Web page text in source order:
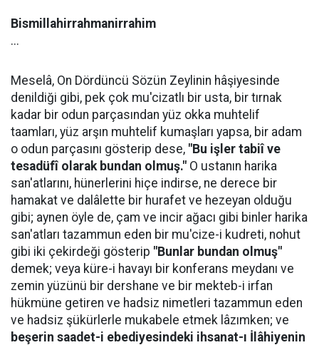
Bismillahirrahmanirrahim
...
Meselâ, On Dördüncü Sözün Zeylinin hâşiyesinde
denildiği gibi, pek çok mu'cizatlı bir usta, bir tırnak
kadar bir odun parçasından yüz okka muhtelif
taamları, yüz arşın muhtelif kumaşları yapsa, bir adam
o odun parçasını gösterip dese, "Bu işler tabiî ve
tesadüfî olarak bundan olmuş." O ustanın harika
san'atlarını, hünerlerini hiçe indirse, ne derece bir
hamakat ve dalâlette bir hurafet ve hezeyan olduğu
gibi; aynen öyle de, çam ve incir ağacı gibi binler harika
san'atları tazammun eden bir mu'cize-i kudreti, nohut
gibi iki çekirdeği gösterip "Bunlar bundan olmuş"
demek; veya küre-i havayı bir konferans meydanı ve
zemin yüzünü bir dershane ve bir mekteb-i irfan
hükmüne getiren ve hadsiz nimetleri tazammun eden
ve hadsiz şükürlerle mukabele etmek lâzımken; ve
beşerin saadet-i ebediyesindeki ihsanat-ı İlâhiyenin